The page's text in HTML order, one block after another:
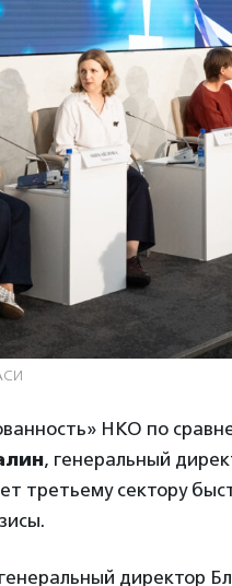
НКО по
, генеральный
третьему сектору
директор